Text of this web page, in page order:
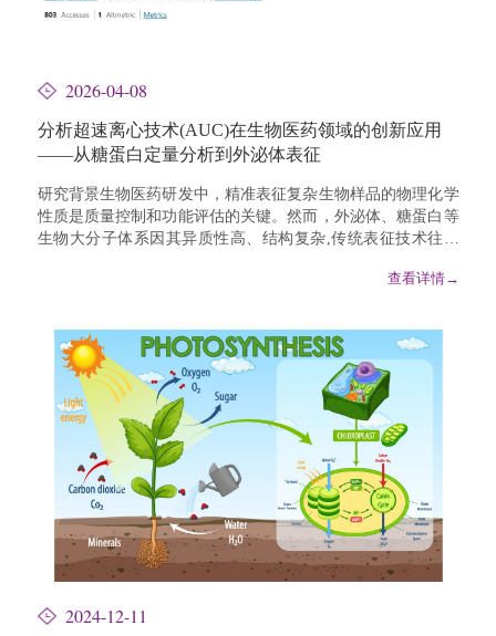
2026-04-08
分析超速离心技术(AUC)在生物医药领域的创新应用
——从糖蛋白定量分析到外泌体表征
研究背景生物医药研发中，精准表征复杂生物样品的物理化学
性质是质量控制和功能评估的关键。然而，外泌体、糖蛋白等
生物大分子体系因其异质性高、结构复杂,传统表征技术往往
学蛋白质研究技术中心/生物结构前沿研究中心/膜生物学国家
定所合作，在分析超速离心(Analytical Ultracentrifugation,
AUC)技术的创新应...
查看详情→
2024-12-11